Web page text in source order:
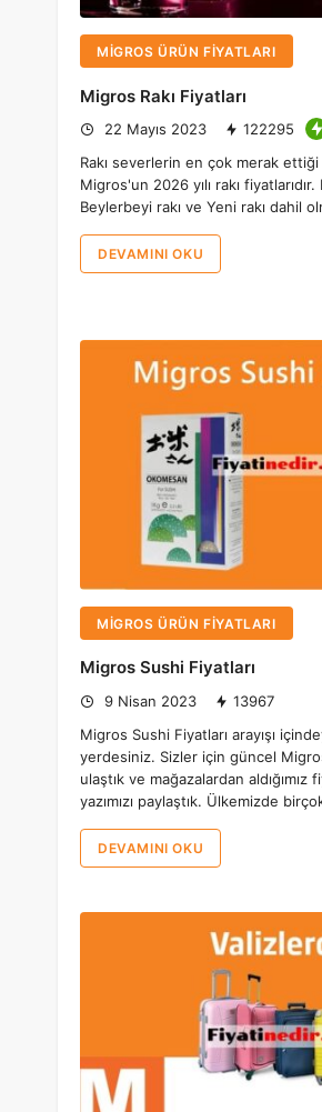
MIGROS ÜRÜN FIYATLARI
Migros Rakı Fiyatları
22 Mayıs 2023
122295
Rakı severlerin en çok merak
Migros'un 2026 yılı rakı
Beylerbeyi rakı ve Yeni rakı dahil
DEVAMINI OKU
MIGROS ÜRÜN FIYATLARI
Migros Sushi Fiyatları
9 Nisan 2023
13967
Migros Sushi Fiyatları arayışı
yerdesiniz. Sizler için güncel
ulaştık ve mağazalardan
yazımızı paylaştık. Ülkemizde
DEVAMINI OKU